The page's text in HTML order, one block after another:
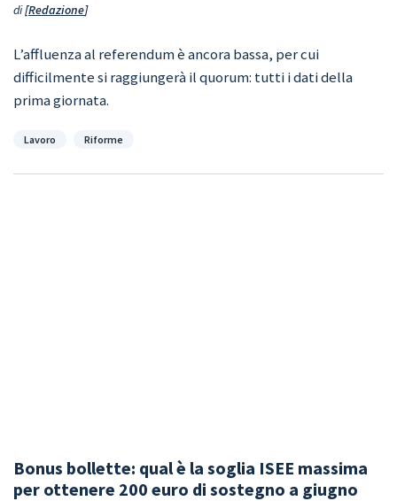
di Redazione
L’affluenza al referendum è ancora bassa, per cui
difficilmente si raggiungerà il quorum: tutti i dati della
prima giornata.
Categorie
Lavoro Riforme
Bonus bollette: qual è la soglia ISEE massima
per ottenere 200 euro di sostegno a giugno